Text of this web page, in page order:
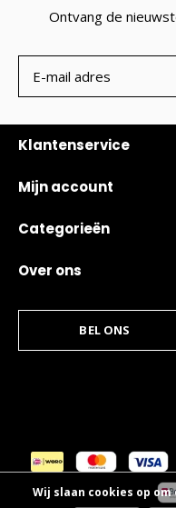
Ontvang de
Klantenservice
Mijn account
Categorieën
Over ons
BEL ONS
Wij slaan cookies op